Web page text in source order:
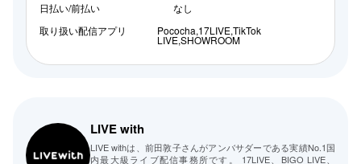
日払い/前払い
なし
取り扱い配信アプリ
Pococha,17LIVE,TikTok
LIVE,SHOWROOM
LIVE with
LIVE withは、前田敦子さんがアンバサダーである実績No.1国
内最大級ライブ配信事務所です。 17LIVE、BIGO LIVE、